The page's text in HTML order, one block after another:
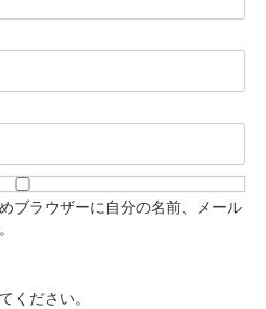
ブラウザーに自分の名前、メール
ください。